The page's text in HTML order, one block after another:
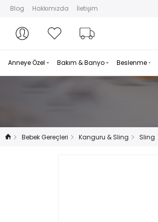
Blog Hakkımızda İletişim
Hesabım
Hesabım Favorilerim
Anneye Özel Bakım & Banyo Beslenme
Bebek Gereçleri Kanguru & Sling Sling